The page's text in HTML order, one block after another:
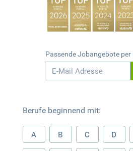
Passende Jobangebote per
Berufe beginnend mit:
A B C D